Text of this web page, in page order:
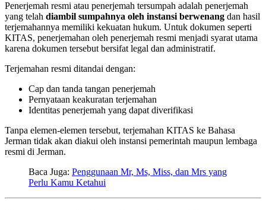
Penerjemah resmi atau penerjemah tersumpah adalah penerjemah
yang telah diambil sumpahnya oleh instansi berwenang dan hasil
terjemahannya memiliki kekuatan hukum. Untuk dokumen seperti
KITAS, penerjemahan oleh penerjemah resmi menjadi syarat utama
karena dokumen tersebut bersifat legal dan administratif.
Terjemahan resmi ditandai dengan:
Cap dan tanda tangan penerjemah
Pernyataan keakuratan terjemahan
Identitas penerjemah yang dapat diverifikasi
Tanpa elemen-elemen tersebut, terjemahan KITAS ke Bahasa
Jerman tidak akan diakui oleh instansi pemerintah maupun lembaga
resmi di Jerman.
Baca Juga: Penggunaan Mr, Ms, Miss, dan Mrs yang
Perlu Kamu Ketahui